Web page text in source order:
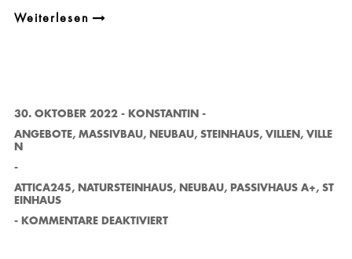
Weiterlesen
30. OKTOBER 2022 - KONSTANTIN -
ANGEBOTE, MASSIVBAU, NEUBAU, STEINHAUS, VILLEN , VILLE
N
-
ATTICA245, NATURSTEINHAUS, NEUBAU, PASSIVHAUS A+, ST
EINHAUS
- KOMMENTARE DEAKTIVIERTF